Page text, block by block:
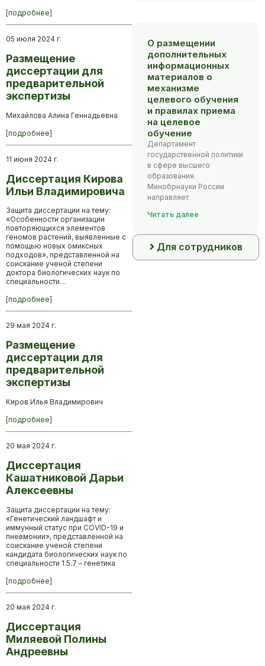
[подробнее]
05 июля 2024 г.
Размещение
диссертации для
предварительной
экспертизы
Михайлова Алина Геннадьевна
[подробнее]
11 июня 2024 г.
Диссертация Кирова
Ильи Владимировича
Защита диссертации на тему:
«Особенности организации
повторяющихся элементов
геномов растений, выявленные с
помощью новых омиксных
подходов», представленной на
соискание ученой степени
доктора биологических наук по
специальности…
[подробнее]
29 мая 2024 г.
Размещение
диссертации для
предварительной
экспертизы
Киров Илья Владимирович
[подробнее]
20 мая 2024 г.
Диссертация
Кашатниковой Дарьи
Алексеевны
Защита диссертации на тему:
«Генетический ландшафт и
иммунный статус при COVID-19 и
пневмонии», представленной на
соискание ученой степени
кандидата биологических наук по
специальности 1.5.7 – генетика
[подробнее]
20 мая 2024 г.
Диссертация
Миляевой Полины
Андреевны
О размещении
дополнительных
информационных
материалов о
механизме
целевого обучения
и правилах приема
на целевое
обучение
Департамент
государственной политики
в сфере высшего
образования
Минобрнауки России
направляет
Читать далее
Для сотрудников